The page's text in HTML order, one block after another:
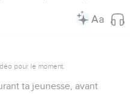
pour le moment.
ta jeunesse, avant